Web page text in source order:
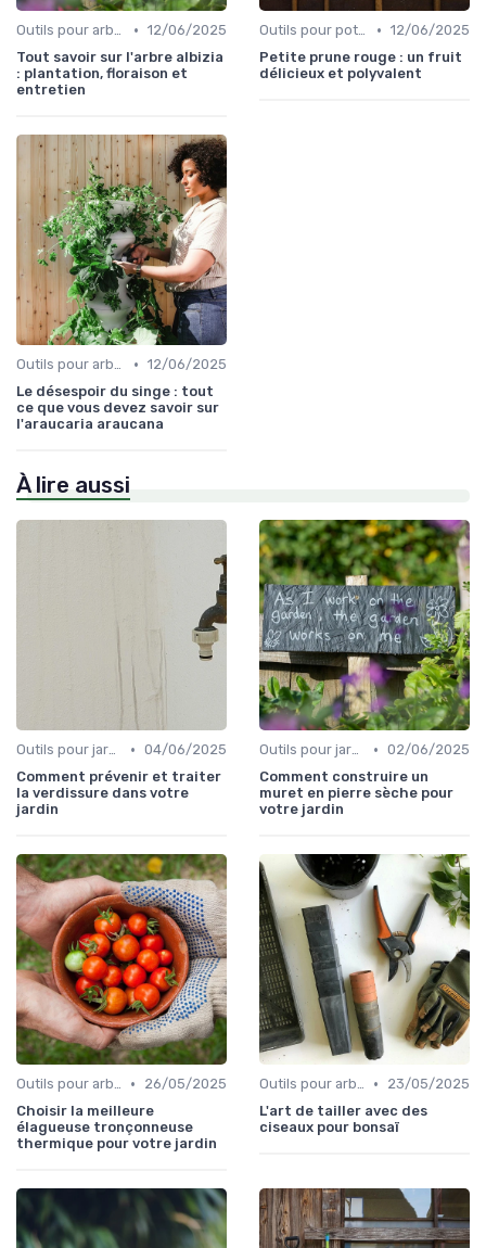
Outils pour arbres et arbustes • 12/06/2025
Tout savoir sur l'arbre albizia
: plantation, floraison et
entretien
Outils pour potagers • 12/06/2025
Petite prune rouge : un fruit
délicieux et polyvalent
Outils pour arbres et arbustes • 12/06/2025
Le désespoir du singe : tout
ce que vous devez savoir sur
l'araucaria araucana
À lire aussi
Outils pour jardinage écologique • 04/06/2025
Comment prévenir et traiter
la verdissure dans votre
jardin
Outils pour jardinage urbain • 02/06/2025
Comment construire un
muret en pierre sèche pour
votre jardin
Outils pour arbres et arbustes •
26/05/2025
Choisir la meilleure
élagueuse tronçonneuse
thermique pour votre jardin
Outils pour arbres et arbustes •
23/05/2025
L'art de tailler avec des
ciseaux pour bonsaï